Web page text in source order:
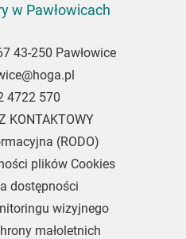
w Pawłowicach
43-250 Pawłowice
4722 570
KONTAKTOWY
(RODO)
plików Cookies
dostępności
wizyjnego
małoletnich